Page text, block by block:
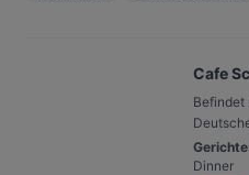
Cafe
Befindet
Gerichte
Dinner